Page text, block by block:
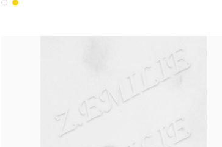
Blanc
Or